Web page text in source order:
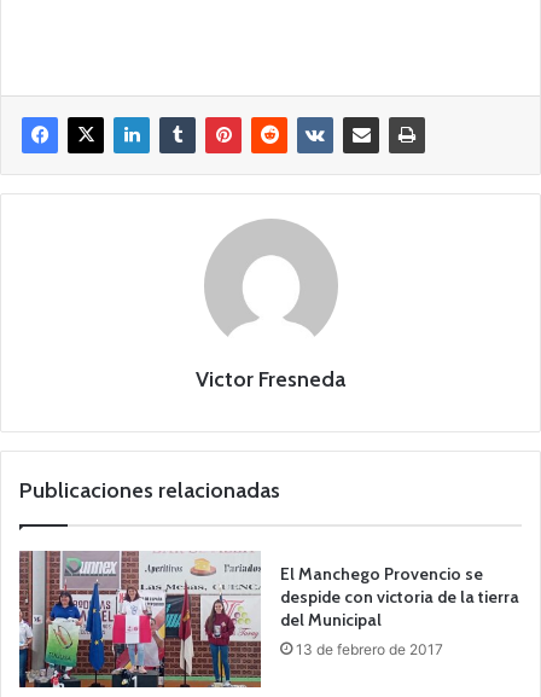
Victor Fresneda
Publicaciones relacionadas
El Manchego Provencio se
despide con victoria de la tierra
del Municipal
13 de febrero de 2017